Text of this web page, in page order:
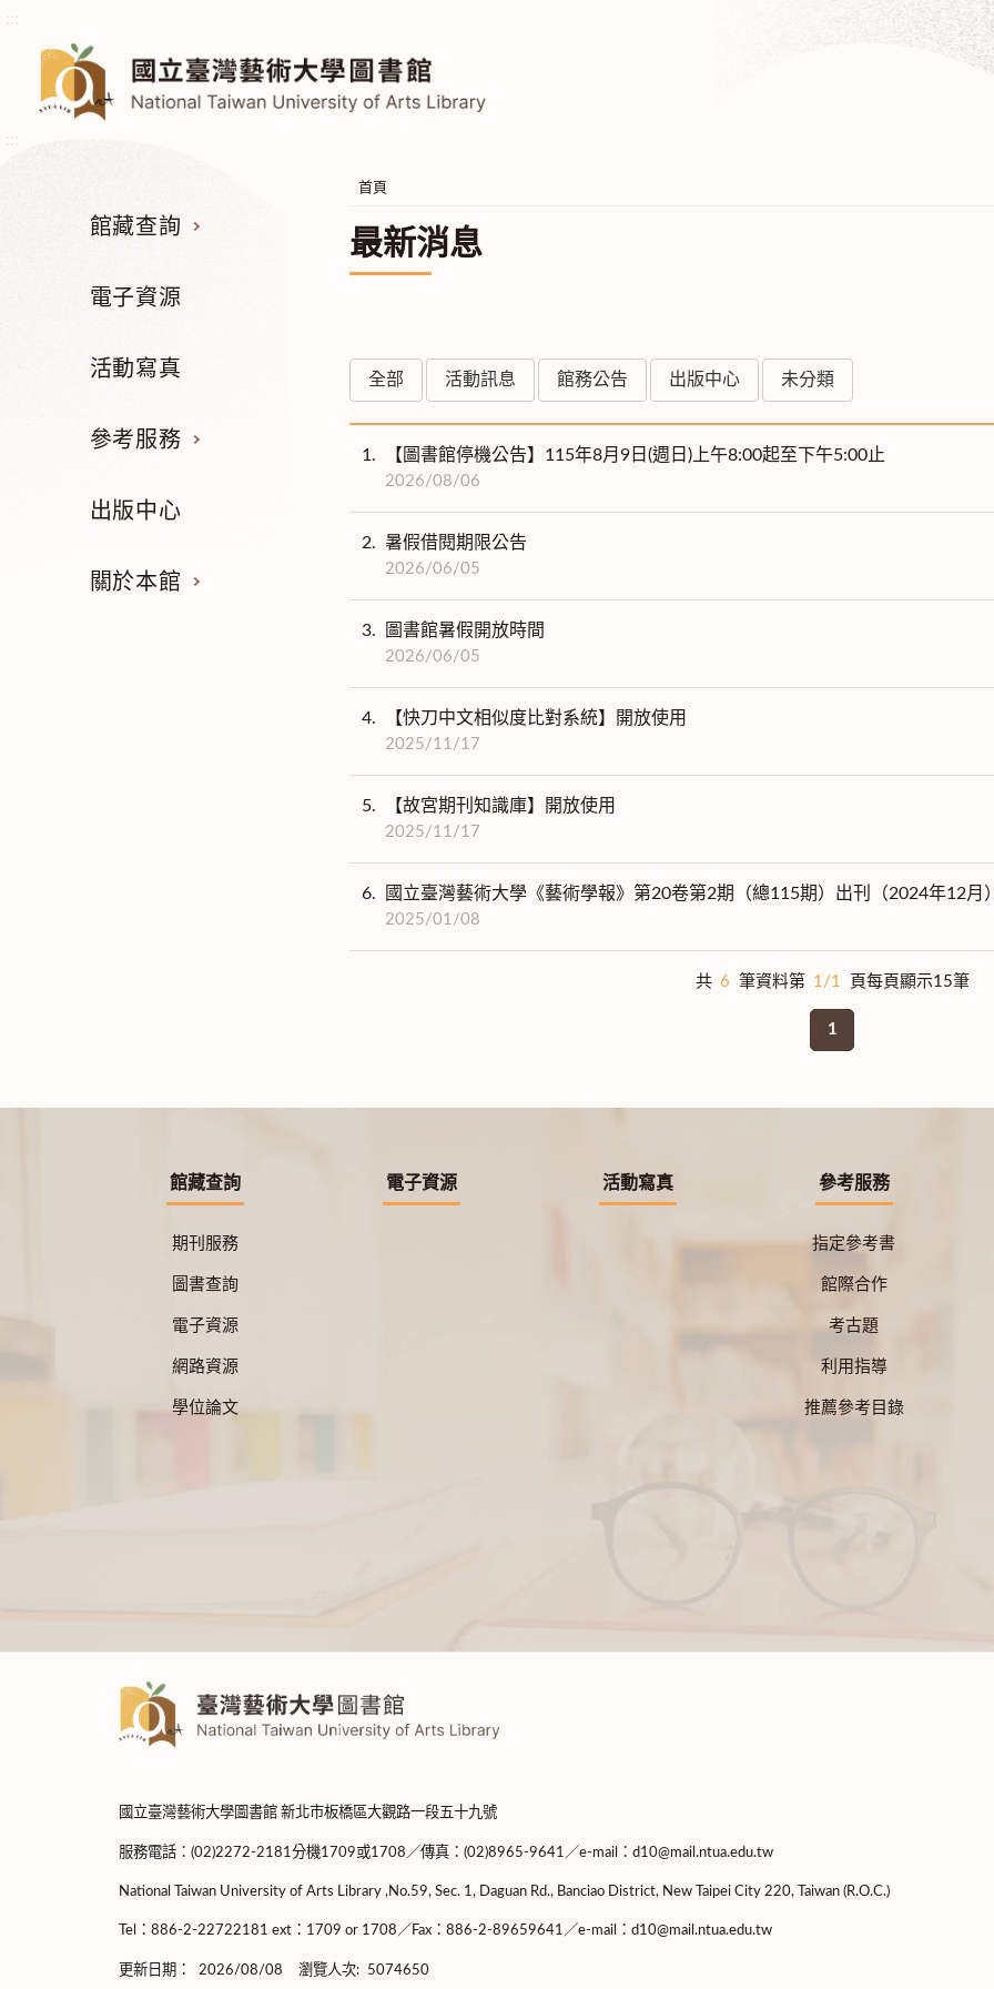
館藏查詢
電子資源
活動寫真
參考服務
出版中心
關於本館
首頁
最新消息
全部 活動訊息 館務公告 出版中心 未分類
1. 【圖書館停機公告】115年8月9日(週日)上午8:00起至下午5:00止
2026/08/06
2. 暑假借閱期限公告
2026/06/05
3. 圖書館暑假開放時間
2026/06/05
4. 【快刀中文相似度比對系統】開放使用
2025/11/17
5. 【故宮期刊知識庫】開放使用
2025/11/17
6. 國立臺灣藝術大學《藝術學報》第20卷第2期（總115期）出刊（2024年12月
2025/01/08
共 6 筆資料第 1/1 頁每頁顯示15筆
1
館藏查詢
期刊服務
圖書查詢
電子資源
網路資源
學位論文
電子資源 活動寫真 參考服務
指定參考書
館際合作
考古題
利用指導
推薦參考目錄
國立臺灣藝術大學圖書館 新北市板橋區大觀路一段五十九號
服務電話：(02)2272-2181分機1709或1708／傳真：(02)8965-9641／e-mail：d10@mail.ntua.edu.tw
National Taiwan University of Arts Library ,No.59, Sec. 1, Daguan Rd., Banciao District, New Taipei City 220, Taiwan (R.O.C.)
Tel：886-2-22722181 ext：1709 or 1708／Fax：886-2-89659641／e-mail：d10@mail.ntua.edu.tw
更新日期： 2026/08/08 瀏覽人次: 5074650